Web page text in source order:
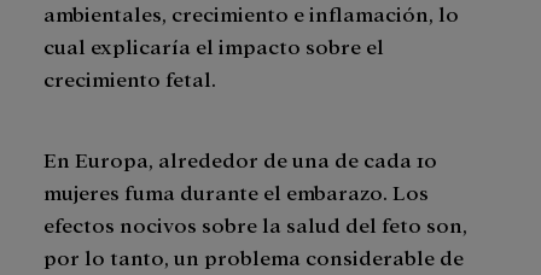
ambientales, crecimiento e inflamación, lo
cual explicaría el impacto sobre el
crecimiento fetal.
En Europa, alrededor de una de cada 10
mujeres fuma durante el embarazo. Los
efectos nocivos sobre la salud del feto son,
por lo tanto, un problema considerable de